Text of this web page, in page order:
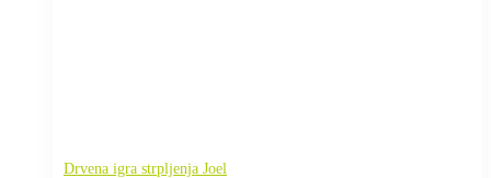
Drvena igra strpljenja Joel